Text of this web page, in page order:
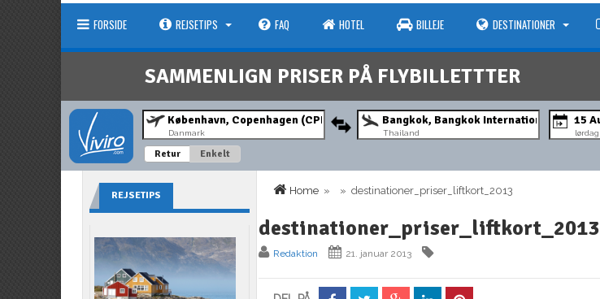
FORSIDE REJSETIPS FAQ HOTEL BILLEJE DESTINATIONER
SAMMENLIGN PRISER PÅ FLYBILLETTTER
Danmark Thailand lørdag
Retur Enkelt
Home » » destinationer_priser_liftkort_2013
destinationer_priser_liftkort_2013
Redaktion 21. januar 2013
REJSETIPS